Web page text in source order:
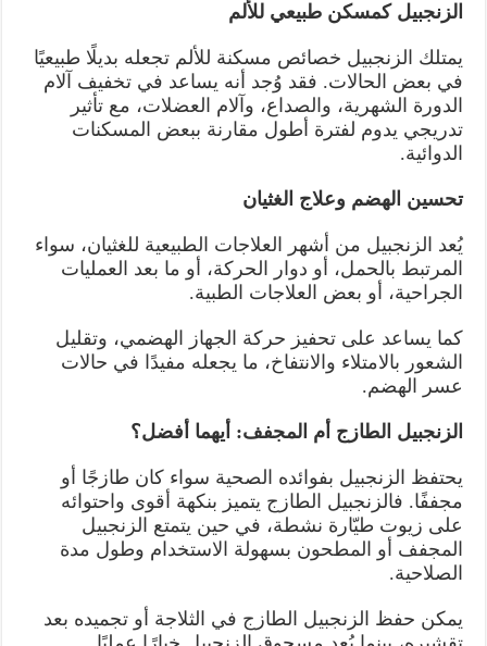
الزنجبيل كمسكن طبيعي للألم
يمتلك الزنجبيل خصائص مسكنة للألم تجعله بديلًا طبيعيًا
في بعض الحالات. فقد وُجد أنه يساعد في تخفيف آلام
الدورة الشهرية، والصداع، وآلام العضلات، مع تأثير
تدريجي يدوم لفترة أطول مقارنة ببعض المسكنات
الدوائية.
تحسين الهضم وعلاج الغثيان
يُعد الزنجبيل من أشهر العلاجات الطبيعية للغثيان، سواء
المرتبط بالحمل، أو دوار الحركة، أو ما بعد العمليات
الجراحية، أو بعض العلاجات الطبية.
كما يساعد على تحفيز حركة الجهاز الهضمي، وتقليل
الشعور بالامتلاء والانتفاخ، ما يجعله مفيدًا في حالات
عسر الهضم.
الزنجبيل الطازج أم المجفف: أيهما أفضل؟
يحتفظ الزنجبيل بفوائده الصحية سواء كان طازجًا أو
مجففًا. فالزنجبيل الطازج يتميز بنكهة أقوى واحتوائه
على زيوت طيّارة نشطة، في حين يتمتع الزنجبيل
المجفف أو المطحون بسهولة الاستخدام وطول مدة
الصلاحية.
يمكن حفظ الزنجبيل الطازج في الثلاجة أو تجميده بعد